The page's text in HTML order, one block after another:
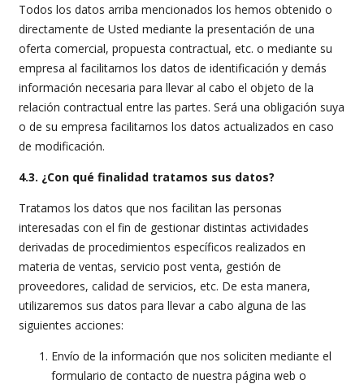
Todos los datos arriba mencionados los hemos obtenido o
directamente de Usted mediante la presentación de una
oferta comercial, propuesta contractual, etc. o mediante su
empresa al facilitarnos los datos de identificación y demás
información necesaria para llevar al cabo el objeto de la
relación contractual entre las partes. Será una obligación suya
o de su empresa facilitarnos los datos actualizados en caso
de modificación.
4.3. ¿Con qué finalidad tratamos sus datos?
Tratamos los datos que nos facilitan las personas
interesadas con el fin de gestionar distintas actividades
derivadas de procedimientos específicos realizados en
materia de ventas, servicio post venta, gestión de
proveedores, calidad de servicios, etc. De esta manera,
utilizaremos sus datos para llevar a cabo alguna de las
siguientes acciones:
Envío de la información que nos soliciten mediante el
formulario de contacto de nuestra página web o